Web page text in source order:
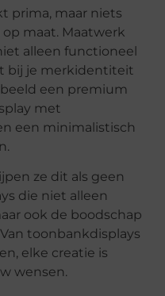
prima, maar niets
maat. Maatwerk
alleen functioneel
bij je merkidentiteit
een premium
met
een minimalistisch
ze dit als geen
die niet alleen
ook de boodschap
toonbankdisplays
elke creatie is
wensen.